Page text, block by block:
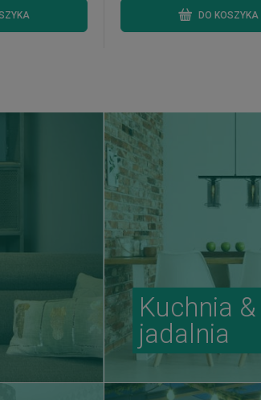
DO KOSZYKA
Kuchnia &
jadalnia